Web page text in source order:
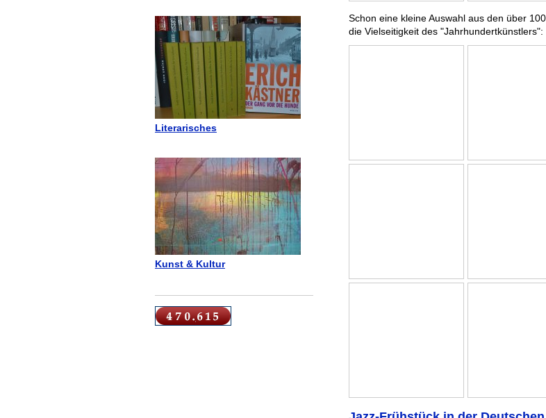
Literarisches
Kunst & Kultur
Schon eine kleine Auswahl aus den über
die Vielseitigkeit des "Jahrhundertkünstlers":